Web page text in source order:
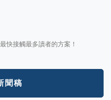
快接觸最多讀者的方案！
聞稿